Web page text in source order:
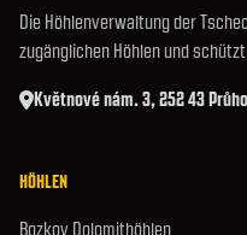
Die Höhlenverwaltung der
zugänglichen Höhlen und
Květnové nám. 3, 252 43
HÖHLEN
Bozkov Dolomithöhlen